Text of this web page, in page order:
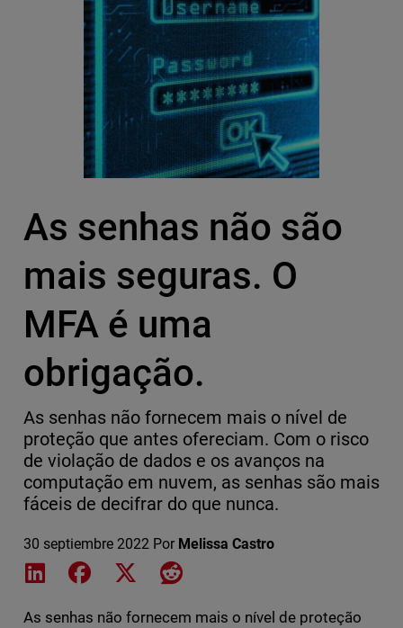
As senhas não são
mais seguras. O
MFA é uma
obrigação.
As senhas não fornecem mais o nível de
proteção que antes ofereciam. Com o risco
de violação de dados e os avanços na
computação em nuvem, as senhas são mais
fáceis de decifrar do que nunca.
30 septiembre 2022 Por Melissa Castro
Share on LinkedIn
Share on Facebook
Share on XShare on Reddit
As senhas não fornecem mais o nível de proteção